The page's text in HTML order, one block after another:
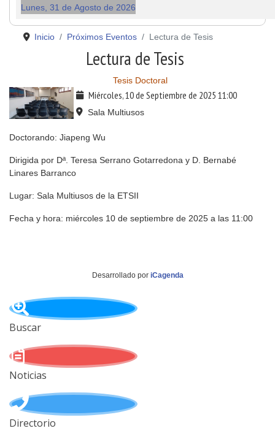
Lunes, 31 de Agosto de 2026
Inicio Próximos Eventos Lectura de Tesis
Lectura de Tesis
Tesis Doctoral
Miércoles, 10 de Septiembre de 2025 11:00
Sala Multiusos
Doctorando: Jiapeng Wu
Dirigida por Dª. Teresa Serrano Gotarredona y D. Bernabé
Linares Barranco
Lugar: Sala Multiusos de la ETSII
Fecha y hora: miércoles 10 de septiembre de 2025 a las 11:00
Desarrollado por iCagenda
Buscar
Noticias
Directorio